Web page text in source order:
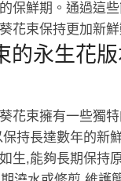
保鮮期。通過這
花束保持更加新鮮
的永生花
花束擁有一些獨
持長達數年的新
生,能夠長期保持